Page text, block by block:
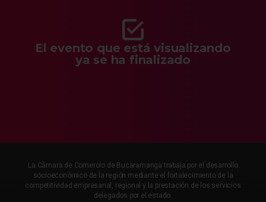
El evento que está visualizando
ya se ha finalizado
La Cámara de Comercio de Bucaramanga trabaja por el desarrollo
socioeconómico de la región mediante el fortalecimiento de la
competitividad empresarial, regional y la prestación de los servicios
delegados por el estado.